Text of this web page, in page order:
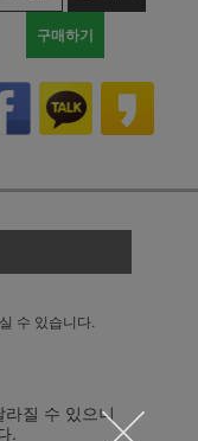
구매하기
수 있습니다.
질 수 있으니
.